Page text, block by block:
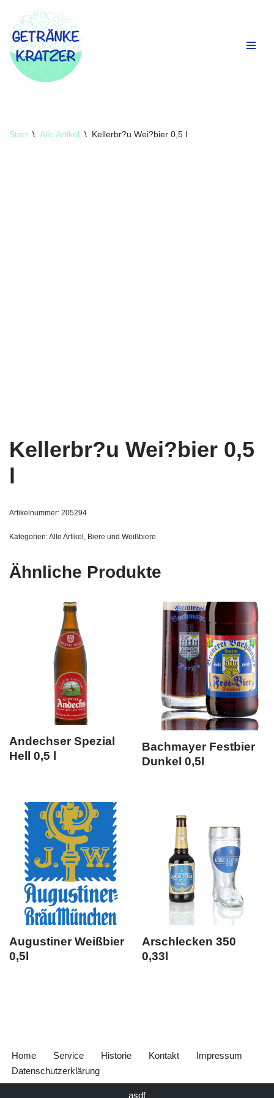
Zum
Inhalt
springen
Start \ Alle Artikel \ Kellerbr?u Wei?bier 0,5 l
Kellerbr?u Wei?bier 0,5
l
Artikelnummer: 205294
Kategorien:Alle Artikel , Biere und Weißbiere
Ähnliche Produkte
Andechser Spezial
Hell 0,5 l
Bachmayer Festbier
Dunkel 0,5l
Augustiner Weißbier
0,5l
Arschlecken 350
0,33l
Home Service Historie Kontakt
Impressum
Datenschutzerklärung
asdf